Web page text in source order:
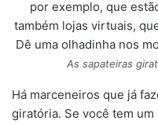
As sapateiras
Há marceneiros que já
giratória. Se você tem